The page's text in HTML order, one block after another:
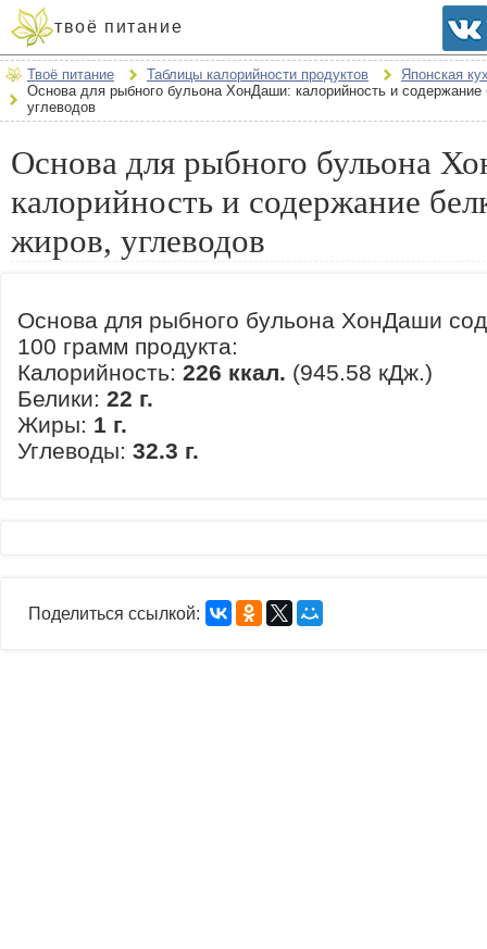
твоё питание
Твоё питание Таблицы калорийности продуктов
Японская
Основа для рыбного бульона ХонДаши: калорийность и содержание
углеводов
Основа для рыбного бульона
калорийность и содержание
жиров, углеводов
Основа для рыбного бульона ХонДаши
100 грамм продукта:
Калорийность: 226 ккал. (945.58 кДж.)
Белики: 22 г.
Жиры: 1 г.
Углеводы: 32.3 г.
Поделиться ссылкой: